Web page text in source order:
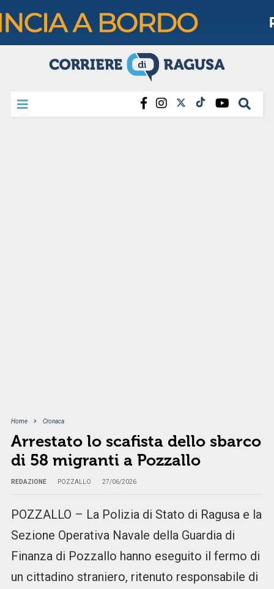
Home Cronaca
Arrestato lo scafista dello sbarco
di 58 migranti a Pozzallo
REDAZIONE POZZALLO 27/06/2026
POZZALLO – La Polizia di Stato di Ragusa e la
Sezione Operativa Navale della Guardia di
Finanza di Pozzallo hanno eseguito il fermo di
un cittadino straniero, ritenuto responsabile di